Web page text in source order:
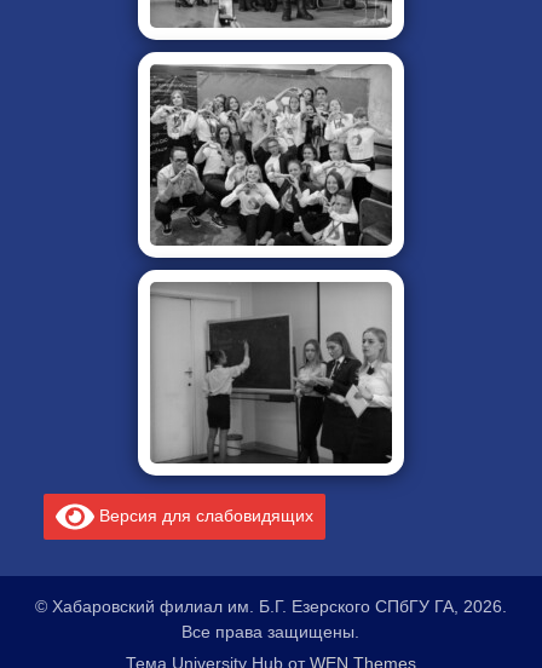
Версия для слабовидящих
© Хабаровский филиал им. Б.Г. Езерского СПбГУ ГА, 2026.
Все права защищены.
Тема University Hub отWEN Themes